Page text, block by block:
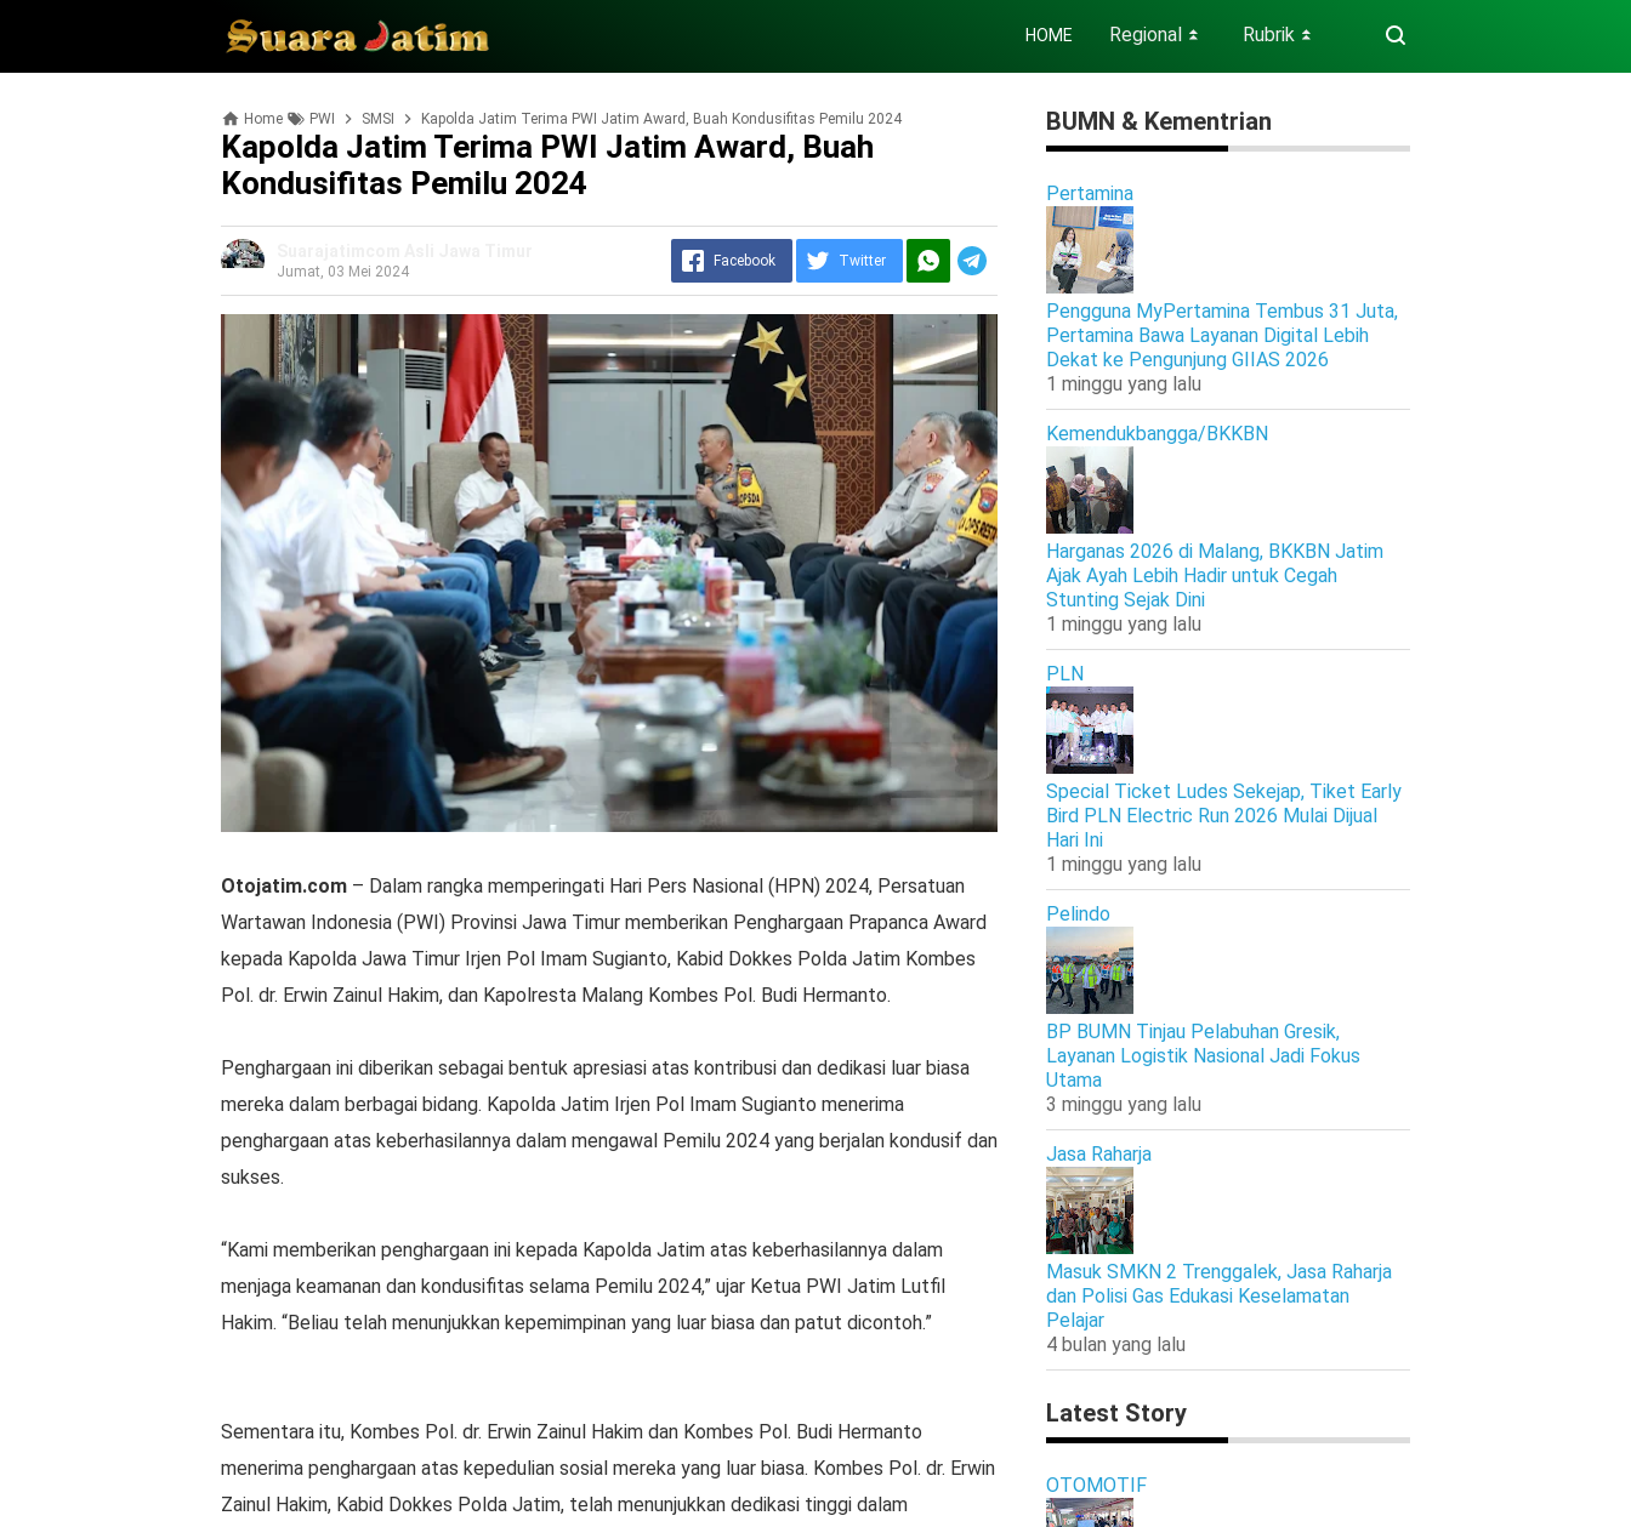
HOME Regional ⏬ Rubrik ⏬
Home PWI SMSI Kapolda Jatim Terima PWI Jatim Award, Buah Kondusifitas Pemilu 2024
Kapolda Jatim Terima PWI Jatim Award, Buah
Kondusifitas Pemilu 2024
Jumat, 03 Mei 2024
Facebook Twitter
Otojatim.com – Dalam rangka memperingati Hari Pers Nasional (HPN) 2024, Persatuan
Wartawan Indonesia (PWI) Provinsi Jawa Timur memberikan Penghargaan Prapanca Award
kepada Kapolda Jawa Timur Irjen Pol Imam Sugianto, Kabid Dokkes Polda Jatim Kombes
Pol. dr. Erwin Zainul Hakim, dan Kapolresta Malang Kombes Pol. Budi Hermanto.
Penghargaan ini diberikan sebagai bentuk apresiasi atas kontribusi dan dedikasi luar biasa
mereka dalam berbagai bidang. Kapolda Jatim Irjen Pol Imam Sugianto menerima
penghargaan atas keberhasilannya dalam mengawal Pemilu 2024 yang berjalan kondusif dan
sukses.
“Kami memberikan penghargaan ini kepada Kapolda Jatim atas keberhasilannya dalam
menjaga keamanan dan kondusifitas selama Pemilu 2024,” ujar Ketua PWI Jatim Lutfil
Hakim. “Beliau telah menunjukkan kepemimpinan yang luar biasa dan patut dicontoh.”
Sementara itu, Kombes Pol. dr. Erwin Zainul Hakim dan Kombes Pol. Budi Hermanto
menerima penghargaan atas kepedulian sosial mereka yang luar biasa. Kombes Pol. dr. Erwin
Zainul Hakim, Kabid Dokkes Polda Jatim, telah menunjukkan dedikasi tinggi dalam
BUMN & Kementrian
Pertamina
Pengguna MyPertamina Tembus 31 Juta,
Pertamina Bawa Layanan Digital Lebih
Dekat ke Pengunjung GIIAS 2026
1 minggu yang lalu
Kemendukbangga/BKKBN
Harganas 2026 di Malang, BKKBN Jatim
Ajak Ayah Lebih Hadir untuk Cegah
Stunting Sejak Dini
1 minggu yang lalu
PLN
Special Ticket Ludes Sekejap, Tiket Early
Bird PLN Electric Run 2026 Mulai Dijual
Hari Ini
1 minggu yang lalu
Pelindo
BP BUMN Tinjau Pelabuhan Gresik,
Layanan Logistik Nasional Jadi Fokus
Utama
3 minggu yang lalu
Jasa Raharja
Masuk SMKN 2 Trenggalek, Jasa Raharja
dan Polisi Gas Edukasi Keselamatan
Pelajar
4 bulan yang lalu
Latest Story
OTOMOTIF